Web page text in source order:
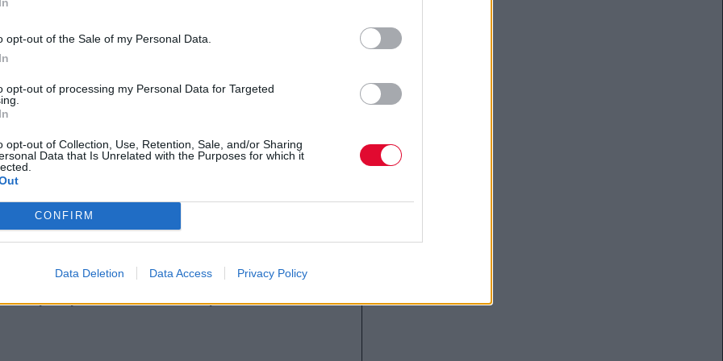
opt-out of the Sale of my Personal Data.
opt-out of processing my Personal Data for Targeted
opt-out of Collection, Use, Retention, Sale, and/or Sharing
Data that Is Unrelated with the Purposes for which it
CONFIRM
Data Deletion Data Access Privacy Policy
22 Ορχήστρες,
279
ενώνουν τις
όλο το φάσμα της
σε 25 πόλεις σε όλη
γεμάτες ήχους,
μαζί το ελιξίριο της